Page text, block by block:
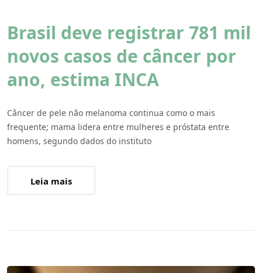
Brasil deve registrar 781 mil
novos casos de câncer por
ano, estima INCA
Câncer de pele não melanoma continua como o mais
frequente; mama lidera entre mulheres e próstata entre
homens, segundo dados do instituto
Leia mais